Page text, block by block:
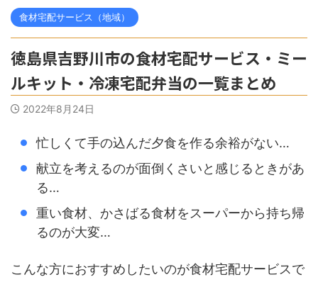
食材宅配サービス（地域）
徳島県吉野川市の食材宅配サービス・ミー
ルキット・冷凍宅配弁当の一覧まとめ
2022年8月24日
忙しくて手の込んだ夕食を作る余裕がない…
献立を考えるのが面倒くさいと感じるときがあ
る…
重い食材、かさばる食材をスーパーから持ち帰
るのが大変…
こんな方におすすめしたいのが食材宅配サービスで